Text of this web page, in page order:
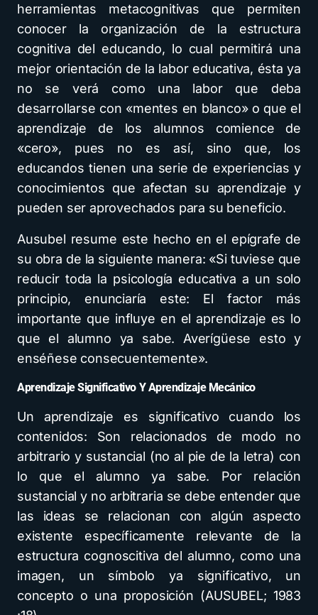
herramientas metacognitivas que permiten
conocer la organización de la estructura
cognitiva del educando, lo cual permitirá una
mejor orientación de la labor educativa, ésta ya
no se verá como una labor que deba
desarrollarse con «mentes en blanco» o que el
aprendizaje de los alumnos comience de
«cero», pues no es así, sino que, los
educandos tienen una serie de experiencias y
conocimientos que afectan su aprendizaje y
pueden ser aprovechados para su beneficio.
Ausubel resume este hecho en el epígrafe de
su obra de la siguiente manera: «Si tuviese que
reducir toda la psicología educativa a un solo
principio, enunciaría este: El factor más
importante que influye en el aprendizaje es lo
que el alumno ya sabe. Averígüese esto y
enséñese consecuentemente».
Aprendizaje Significativo Y Aprendizaje Mecánico
Un aprendizaje es significativo cuando los
contenidos: Son relacionados de modo no
arbitrario y sustancial (no al pie de la letra) con
lo que el alumno ya sabe. Por relación
sustancial y no arbitraria se debe entender que
las ideas se relacionan con algún aspecto
existente específicamente relevante de la
estructura cognoscitiva del alumno, como una
imagen, un símbolo ya significativo, un
concepto o una proposición (AUSUBEL; 1983